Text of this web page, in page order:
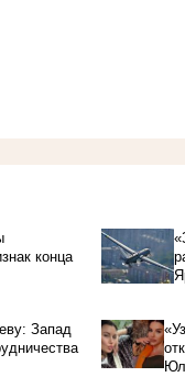
конца
Запад